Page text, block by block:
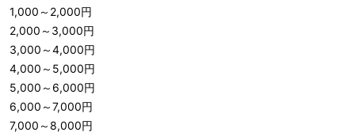
1,000 ～ 2,000円
2,000 ～ 3,000円
3,000 ～4,000円
4,000 ～ 5,000円
5,000 ～ 6,000円
6,000 ～7,000円
7,000 ～8,000円